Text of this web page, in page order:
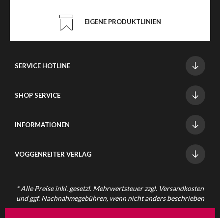
EIGENE PRODUKTLINIEN
SERVICE HOTLINE
SHOP SERVICE
INFORMATIONEN
VOGGENREITER VERLAG
* Alle Preise inkl. gesetzl. Mehrwertsteuer zzgl. Versandkosten
und ggf. Nachnahmegebühren, wenn nicht anders beschrieben